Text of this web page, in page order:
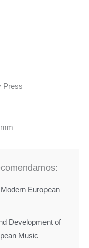
Press
European
Development of
Music